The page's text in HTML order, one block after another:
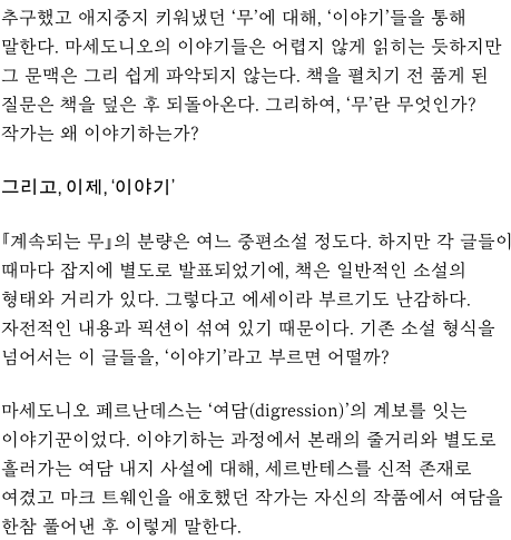
추구했고 애지중지 키워냈던 ‘무’에 대해, ‘이야기’들을 통해
말한다. 마세도니오의 이야기들은 어렵지 않게 읽히는 듯하지만
그 문맥은 그리 쉽게 파악되지 않는다. 책을 펼치기 전 품게 된
질문은 책을 덮은 후 되돌아온다. 그리하여, ‘무’란 무엇인가?
작가는 왜 이야기하는가?
그리고, 이제, ‘이야기’
『계속되는 무』의 분량은 여느 중편소설 정도다. 하지만 각 글들이
때마다 잡지에 별도로 발표되었기에, 책은 일반적인 소설의
형태와 거리가 있다. 그렇다고 에세이라 부르기도 난감하다.
자전적인 내용과 픽션이 섞여 있기 때문이다. 기존 소설 형식을
넘어서는 이 글들을, ‘이야기’라고 부르면 어떨까?
마세도니오 페르난데스는 ‘여담(digression)’의 계보를 잇는
이야기꾼이었다. 이야기하는 과정에서 본래의 줄거리와 별도로
흘러가는 여담 내지 사설에 대해, 세르반테스를 신적 존재로
여겼고 마크 트웨인을 애호했던 작가는 자신의 작품에서 여담을
한참 풀어낸 후 이렇게 말한다.